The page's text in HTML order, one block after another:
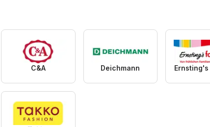
C&A Deichmann